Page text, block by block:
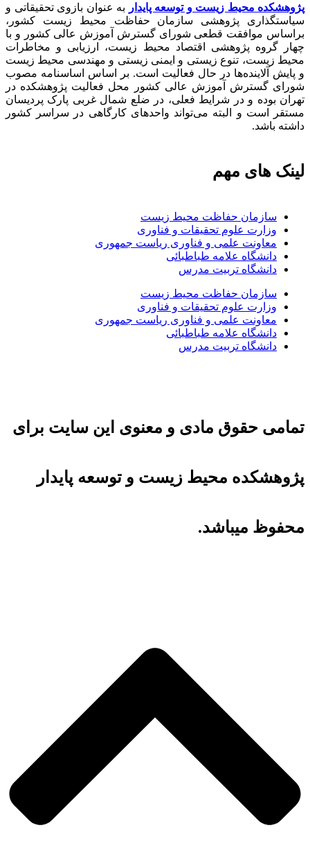
پژوهشکده محیط زیست و توسعه پایدار
به عنوان بازوی تحقیقاتی و
سیاستگذاری پژوهشی سازمان حفاظت محیط زیست کشور،
براساس موافقت قطعی شورای گسترش آموزش عالی کشور و با
چهار گروه پژوهشی اقتصاد محیط زیست، ارزیابی و مخاطرات
محیط زیست، تنوع زیستی و ایمنی زیستی و مهندسی محیط زیست
و پایش آلاینده‌ها در حال فعالیت است. بر اساس اساسنامه مصوب
شورای گسترش آموزش عالی کشور محل فعالیت پژوهشکده در
تهران بوده و در شرایط فعلی، در ضلع شمال غربی پارک پردیسان
مستقر است و البته می‌تواند واحدهای کارگاهی در سراسر کشور
داشته باشد.
لینک های مهم
سازمان حفاظت محیط زیست
وزارت علوم تحقیقات و فناوری
معاونت علمی و فناوری ریاست جمهوری
دانشگاه علامه طباطبائی
دانشگاه تربیت مدرس
سازمان حفاظت محیط زیست
وزارت علوم تحقیقات و فناوری
معاونت علمی و فناوری ریاست جمهوری
دانشگاه علامه طباطبائی
دانشگاه تربیت مدرس
تمامی حقوق مادی و معنوی این سایت برای
پژوهشکده محیط زیست و توسعه پایدار
محفوظ میباشد.